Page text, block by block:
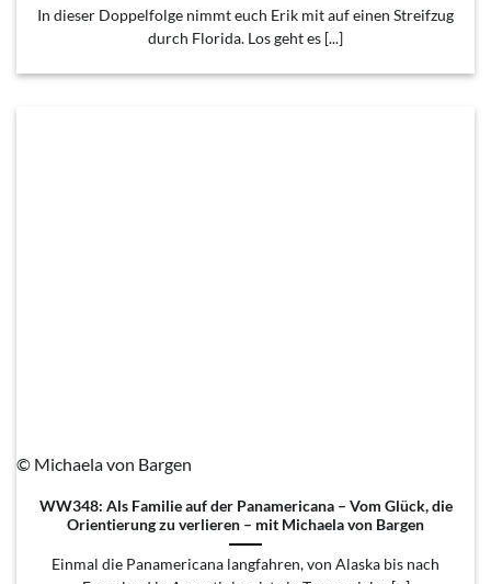
In dieser Doppelfolge nimmt euch Erik mit auf einen Streifzug
durch Florida. Los geht es [...]
© Michaela von Bargen
WW348: Als Familie auf der Panamericana – Vom Glück, die
Orientierung zu verlieren – mit Michaela von Bargen
Einmal die Panamericana langfahren, von Alaska bis nach